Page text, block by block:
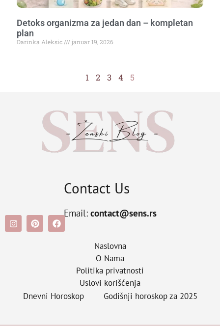
Detoks organizma za jedan dan – kompletan
plan
Darinka Aleksic januar 19, 2026
1 2 3 4 5
Contact Us
Email: contact@sens.rs
Naslovna
O Nama
Politika privatnosti
Uslovi korišćenja
Dnevni Horoskop
Godišnji horoskop za 2025